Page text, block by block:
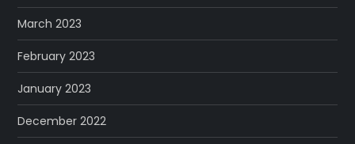
March 2023
February 2023
January 2023
December 2022